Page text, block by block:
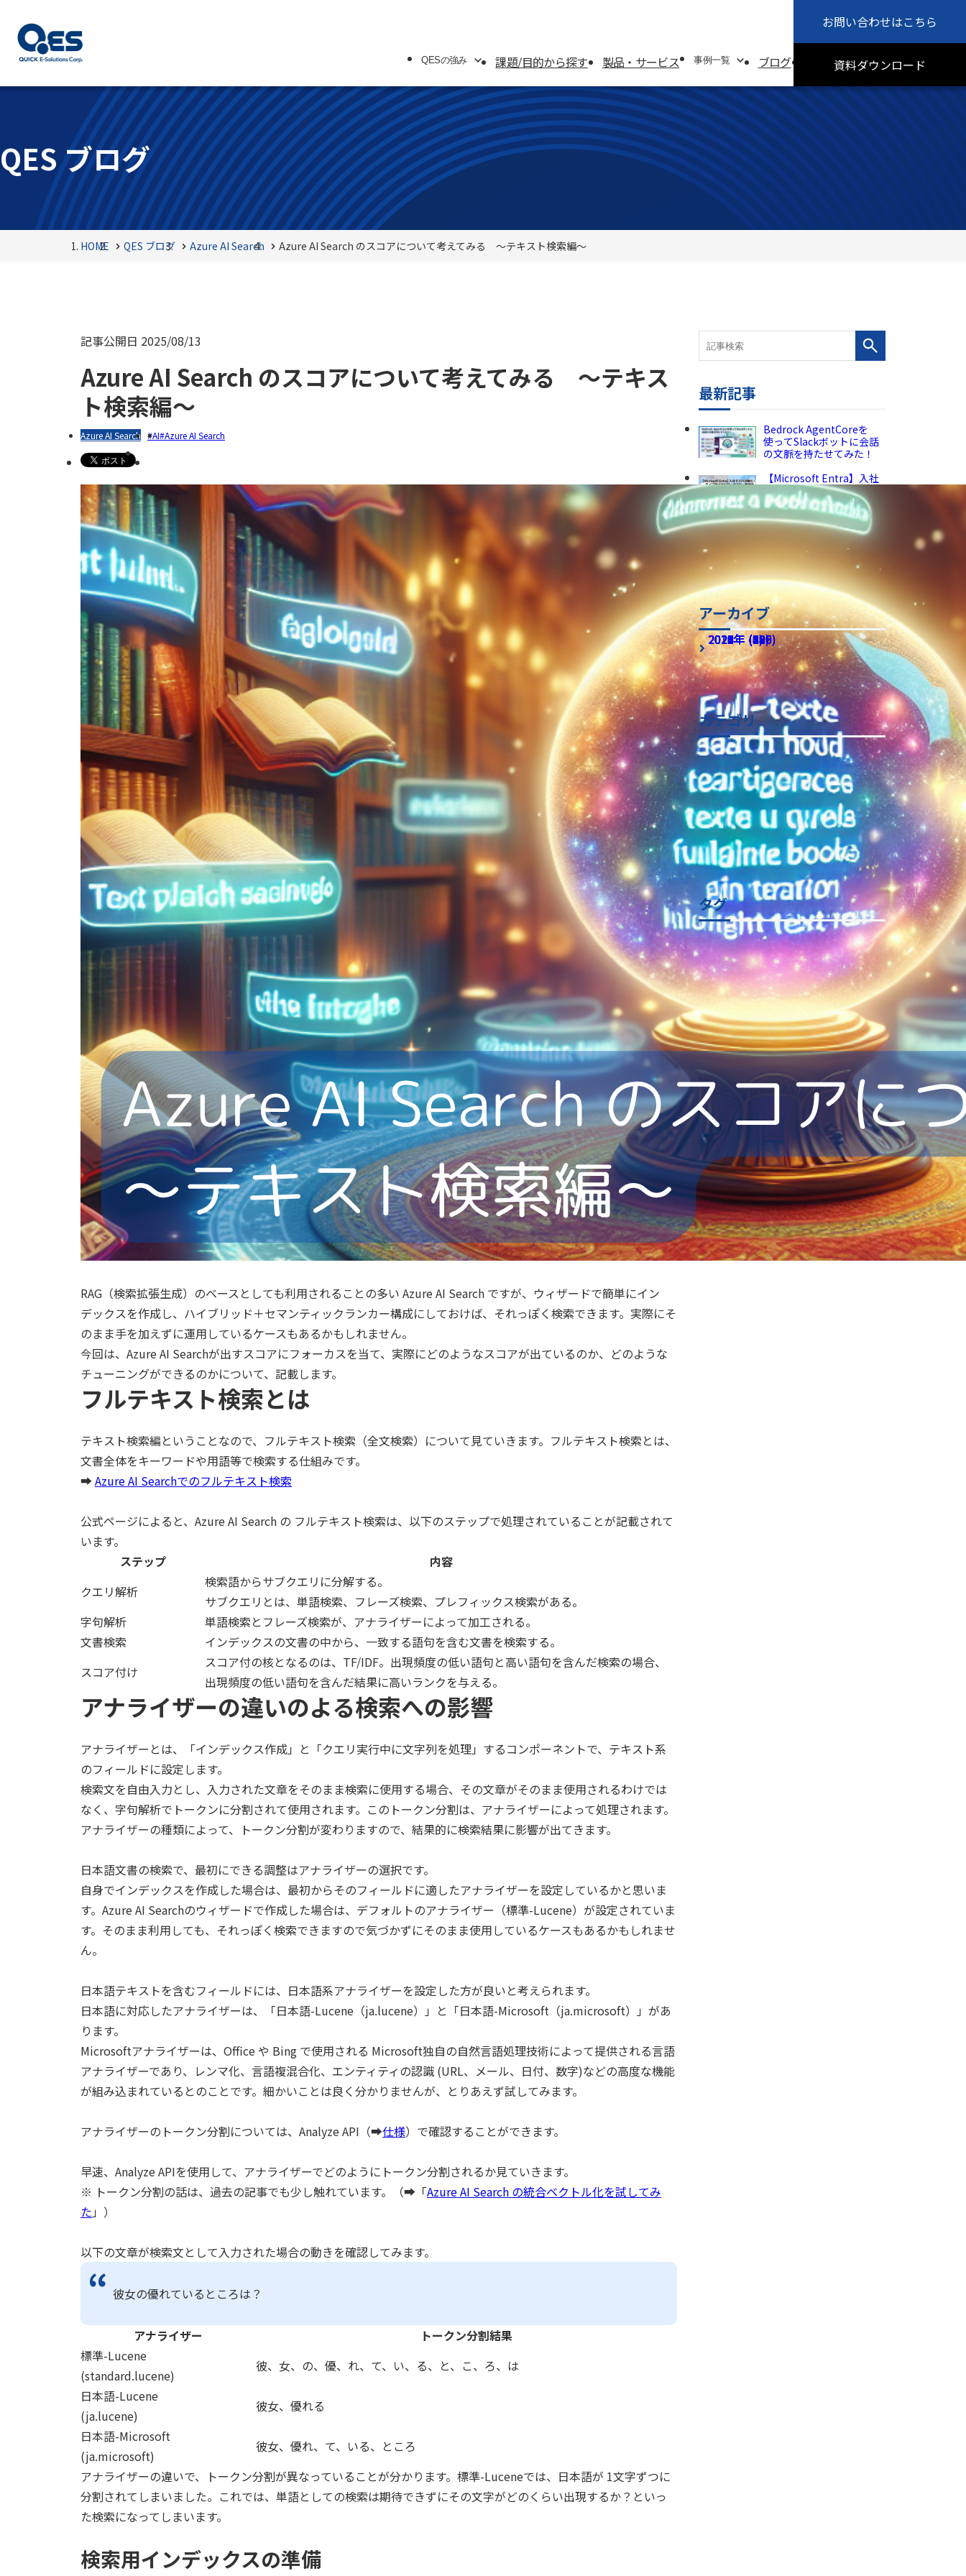
会社概要 お知らせ
QESの強み
QESの強み
システムソリューション
オフィスソリューション
課題/目的から探す 製品・サービス 事例一覧
事例一覧
システムソリューション事例
オフィスソリューション事例
ブログ 採用情報 サステナビリティ
お問い合わせはこちら
資料ダウンロード
QES ブログ
HOME QES ブログ Azure AI Search Azure AI Search のスコアについて考えてみる ～テキスト検索編～
記事公開日 2025/08/13
Azure AI Search のスコアについて考えてみる ～テキス
ト検索編～
Azure AI Search AI Azure AI Search
RAG（検索拡張生成）のベースとしても利用されることの多い Azure AI Search ですが、ウィザードで簡単にイン
デックスを作成し、ハイブリッド＋セマンティックランカー構成にしておけば、それっぽく検索できます。実際にそ
のまま手を加えずに運用しているケースもあるかもしれません。
今回は、Azure AI Searchが出すスコアにフォーカスを当て、実際にどのようなスコアが出ているのか、どのような
チューニングができるのかについて、記載します。
フルテキスト検索とは
テキスト検索編ということなので、フルテキスト検索（全文検索）について見ていきます。フルテキスト検索とは、
文書全体をキーワードや用語等で検索する仕組みです。
➡Azure AI Searchでのフルテキスト検索
公式ページによると、Azure AI Search の フルテキスト検索は、以下のステップで処理されていることが記載されて
います。
ステップ
内容
クエリ解析
検索語からサブクエリに分解する。
サブクエリとは、単語検索、フレーズ検索、プレフィックス検索がある。
字句解析
単語検索とフレーズ検索が、アナライザーによって加工される。
文書検索
インデックスの文書の中から、一致する語句を含む文書を検索する。
スコア付け
スコア付の核となるのは、TF/IDF。出現頻度の低い語句と高い語句を含んだ検索の場合、
出現頻度の低い語句を含んだ結果に高いランクを与える。
アナライザーの違いのよる検索への影響
アナライザーとは、「インデックス作成」と「クエリ実行中に文字列を処理」するコンポーネントで、テキスト系
のフィールドに設定します。
検索文を自由入力とし、入力された文章をそのまま検索に使用する場合、その文章がそのまま使用されるわけでは
なく、字句解析でトークンに分割されて使用されます。このトークン分割は、アナライザーによって処理されます。
アナライザーの種類によって、トークン分割が変わりますので、結果的に検索結果に影響が出てきます。
日本語文書の検索で、最初にできる調整はアナライザーの選択です。
自身でインデックスを作成した場合は、最初からそのフィールドに適したアナライザーを設定しているかと思いま
す。Azure AI Searchのウィザードで作成した場合は、デフォルトのアナライザー（標準-Lucene）が設定されていま
す。そのまま利用しても、それっぽく検索できますので気づかずにそのまま使用しているケースもあるかもしれませ
ん。
日本語テキストを含むフィールドには、日本語系アナライザーを設定した方が良いと考えられます。
日本語に対応したアナライザーは、「日本語-Lucene（ja.lucene）」と「日本語-Microsoft（ja.microsoft）」があ
ります。
Microsoftアナライザーは、Office や Bing で使用される Microsoft独自の自然言語処理技術によって提供される言語
アナライザーであり、レンマ化、言語複混合化、エンティティの認識 (URL、メール、日付、数字)などの高度な機能
が組み込まれているとのことです。細かいことは良く分かりませんが、とりあえず試してみます。
アナライザーのトークン分割については、Analyze API（➡仕様）で確認することができます。
早速、Analyze APIを使用して、アナライザーでどのようにトークン分割されるか見ていきます。
※ トークン分割の話は、過去の記事でも少し触れています。（➡「Azure AI Search の統合ベクトル化を試してみ
た 」）
以下の文章が検索文として入力された場合の動きを確認してみます。
彼女の優れているところは？
アナライザー
トークン分割結果
標準-Lucene
(standard.lucene)
彼、女、の、優、れ、て、い、る、と、こ、ろ、は
日本語-Lucene
(ja.lucene)
彼女、優れる
日本語-Microsoft
(ja.microsoft)
彼女、優れ、て、いる、ところ
アナライザーの違いで、トークン分割が異なっていることが分かります。標準-Luceneでは、日本語が 1文字ずつに
分割されてしまいました。これでは、単語としての検索は期待できずにその文字がどのくらい出現するか？といっ
た検索になってしまいます。
検索用インデックスの準備
最新記事
Bedrock AgentCoreを
使ってSlackボットに会話
の文脈を持たせてみた！
【Microsoft Entra】入社
タスクを自動化！ライフサ
イクルワークフロー実践編
【活用検証】Copilot
Coworkの“プラグイン”を
試してみた──Miroや
Canva、そしてPower
Automate連携の現在地
アーカイブ
2026年 (225)
2025年 (189)
2024年 (136)
2023年 (82)
2022年 (60)
2021年 (49)
2020年 (73)
2019年 (5)
2018年 (2)
2017年 (8)
アーカイブ全てを表示
カテゴリ
マイクロソフトソリューションPower Platform
AWSPower Apps AIPower AutomateAzureKiro
仕事効率化Microsoft 365 Open AI
AIエージェントセキュリティPower BIAzure AI
オフィスデザインリモートワークTeamsGemini
GoogleGoogle Workspacere:invent
Amazon BedrockSharePoint Claude Code
Copilot Studio 施工事例Microsoft 365 Copilot
MCP
カテゴリ全てを表示
タグ
Power Platform AI Microsoft
AWS Build Azure Kiro
PowerApps作例 Dataverse
AIエージェント
Microsoft Copilot AI初心者向け
Miura OpenAI Microsoft Entra
Yamatoya Power Automate作例
Power Apps Teams Gemini
Google セキュリティ
Google Workspace
Copilot for Microsoft 365
SharePoint re:Invent
Microsoft 365 Apps Microsoft365
Intune
タグ全てを表示